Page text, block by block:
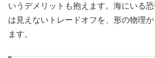
いうデメリットも抱えます。海にいる
は見えないトレードオフを、形の物理
ます。